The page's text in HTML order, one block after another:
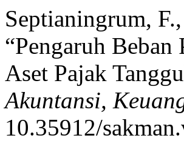
Septianingrum,
“Pengaruh
Aset Pajak
Akuntansi,
10.35912/